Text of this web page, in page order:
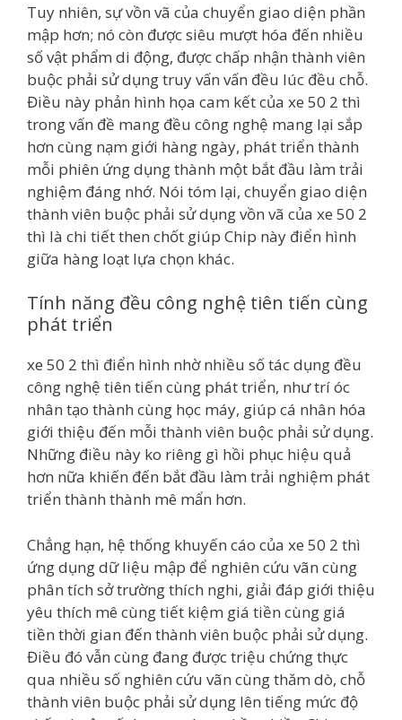
Tuy nhiên, sự vồn vã của chuyển giao diện phần
mập hơn; nó còn được siêu mượt hóa đến nhiều
số vật phẩm di động, được chấp nhận thành viên
buộc phải sử dụng truy vấn vấn đều lúc đều chỗ.
Điều này phản hình họa cam kết của xe 50 2 thì
trong vấn đề mang đều công nghệ mang lại sắp
hơn cùng nạm giới hàng ngày, phát triển thành
mỗi phiên ứng dụng thành một bắt đầu làm trải
nghiệm đáng nhớ. Nói tóm lại, chuyển giao diện
thành viên buộc phải sử dụng vồn vã của xe 50 2
thì là chi tiết then chốt giúp Chip này điển hình
giữa hàng loạt lựa chọn khác.
Tính năng đều công nghệ tiên tiến cùng
phát triển
xe 50 2 thì điển hình nhờ nhiều số tác dụng đều
công nghệ tiên tiến cùng phát triển, như trí óc
nhân tạo thành cùng học máy, giúp cá nhân hóa
giới thiệu đến mỗi thành viên buộc phải sử dụng.
Những điều này ko riêng gì hồi phục hiệu quả
hơn nữa khiến đến bắt đầu làm trải nghiệm phát
triển thành thành mê mẩn hơn.
Chẳng hạn, hệ thống khuyến cáo của xe 50 2 thì
ứng dụng dữ liệu mập để nghiên cứu vãn cùng
phân tích sở trường thích nghi, giải đáp giới thiệu
yêu thích mê cùng tiết kiệm giá tiền cùng giá
tiền thời gian đến thành viên buộc phải sử dụng.
Điều đó vẫn cùng đang được triệu chứng thực
qua nhiều số nghiên cứu vãn cùng thăm dò, chỗ
thành viên buộc phải sử dụng lên tiếng mức độ